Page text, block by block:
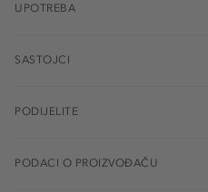
UPOTREBA
SASTOJCI
PODIJELITE
PODACI O PROIZVOĐAČU